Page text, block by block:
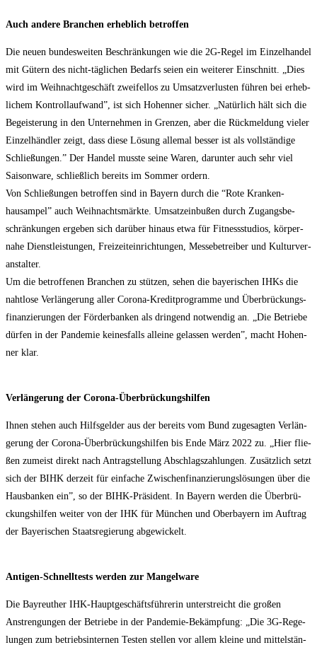
Auch ande­re Bran­chen erheb­lich betroffen
Die neu­en bun­des­wei­ten Beschrän­kun­gen wie die 2G-Regel im Ein­zel­han­del
mit Gütern des nicht-täg­li­chen Bedarfs sei­en ein wei­te­rer Ein­schnitt. „Dies
wird im Weih­nacht­ge­schäft zwei­fel­los zu Umsatz­ver­lus­ten füh­ren bei erheb­
li­chem Kon­troll­auf­wand”, ist sich Hohen­ner sicher. „Natür­lich hält sich die
Begeis­te­rung in den Unter­neh­men in Gren­zen, aber die Rück­mel­dung vie­ler
Ein­zel­händ­ler zeigt, dass die­se Lösung alle­mal bes­ser ist als voll­stän­di­ge
Schlie­ßun­gen.” Der Han­del muss­te sei­ne Waren, dar­un­ter auch sehr viel
Sai­son­wa­re, schließ­lich bereits im Som­mer ordern.
Von Schlie­ßun­gen betrof­fen sind in Bay­ern durch die “Rote Kran­ken­
hausam­pel” auch Weih­nachts­märk­te. Umsatz­ein­bu­ßen durch Zugangs­be­
schrän­kun­gen erge­ben sich dar­über hin­aus etwa für Fit­ness­stu­di­os, kör­per­
na­he Dienst­leis­tun­gen, Frei­zeit­ein­rich­tun­gen, Mes­se­be­trei­ber und Kul­tur­ver­
an­stal­ter.
Um die betrof­fe­nen Bran­chen zu stüt­zen, sehen die baye­ri­schen IHKs die
naht­lo­se Ver­län­ge­rung aller Coro­na-Kre­dit­pro­gram­me und Über­brü­ckungs­
fi­nan­zie­run­gen der För­der­ban­ken als drin­gend not­wen­dig an. „Die Betrie­be
dür­fen in der Pan­de­mie kei­nes­falls allei­ne gelas­sen wer­den”, macht Hohen­
ner klar.
Ver­län­ge­rung der Corona-Überbrückungshilfen
Ihnen ste­hen auch Hilfs­gel­der aus der bereits vom Bund zuge­sag­ten Ver­län­
ge­rung der Coro­na-Über­brü­ckungs­hil­fen bis Ende März 2022 zu. „Hier flie­
ßen zumeist direkt nach Antrag­stel­lung Abschlags­zah­lun­gen. Zusätz­lich setzt
sich der BIHK der­zeit für ein­fa­che Zwi­schen­fi­nan­zie­rungs­lö­sun­gen über die
Haus­ban­ken ein”, so der BIHK-Prä­si­dent. In Bay­ern wer­den die Über­brü­
ckungs­hil­fen wei­ter von der IHK für Mün­chen und Ober­bay­ern im Auf­trag
der Baye­ri­schen Staats­re­gie­rung abgewickelt.
Anti­gen-Schnell­tests wer­den zur Mangelware
Die Bay­reu­ther IHK-Haupt­ge­schäfts­füh­re­rin unter­streicht die gro­ßen
Anstren­gun­gen der Betrie­be in der Pan­de­mie-Bekämp­fung: „Die 3G-Rege­
lun­gen zum betriebs­in­ter­nen Tes­ten stel­len vor allem klei­ne und mit­tel­stän­